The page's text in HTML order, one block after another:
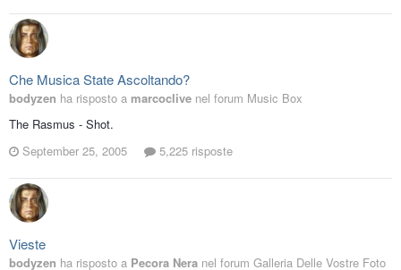
Che Musica State Ascoltando?
bodyzen ha risposto a marcoclive nel forum Music Box
The Rasmus - Shot.
September 25, 2005
5,225 risposte
Vieste
bodyzen ha risposto a Pecora Nera nel forum Galleria Delle Vostre Foto